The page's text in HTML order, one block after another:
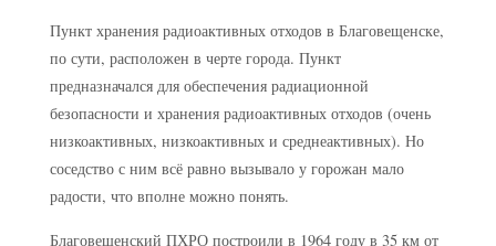
Пункт хранения радиоактивных отходов в Благовещенске,
по сути, расположен в черте города. Пункт
предназначался для обеспечения радиационной
безопасности и хранения радиоактивных отходов (очень
низкоактивных, низкоактивных и среднеактивных). Но
соседство с ним всё равно вызывало у горожан мало
радости, что вполне можно понять.
Благовещенский ПХРО построили в 1964 году в 35 км от